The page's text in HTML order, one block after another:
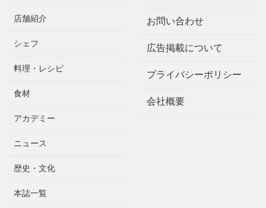
店舗紹介
シェフ
料理・レシピ
食材
アカデミー
ニュース
歴史・文化
本誌一覧
お問い合わせ
広告掲載について
プライバシーポリシー
会社概要